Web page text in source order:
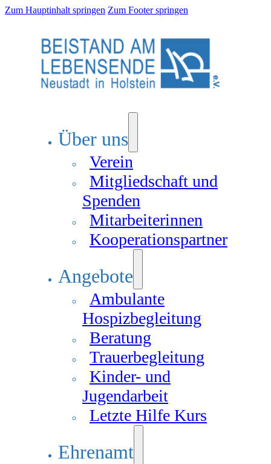
Zum Hauptinhalt springen Zum Footer springen
Über uns
Verein
Mitgliedschaft und
Spenden
Mitarbeiterinnen
Kooperationspartner
Angebote
Ambulante
Hospizbegleitung
Beratung
Trauerbegleitung
Kinder- und
Jugendarbeit
Letzte Hilfe Kurs
Ehrenamt